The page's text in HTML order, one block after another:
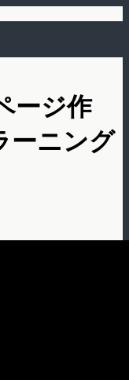
ージ作
ーニング